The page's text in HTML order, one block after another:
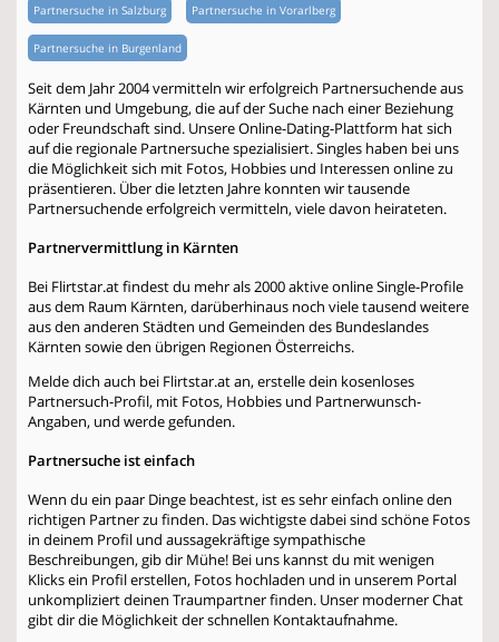
Partnersuche in Salzburg Partnersuche in Vorarlberg
Partnersuche in Burgenland
Seit dem Jahr 2004 vermitteln wir erfolgreich Partnersuchende aus
Kärnten und Umgebung, die auf der Suche nach einer Beziehung
oder Freundschaft sind. Unsere Online-Dating-Plattform hat sich
auf die regionale Partnersuche spezialisiert. Singles haben bei uns
die Möglichkeit sich mit Fotos, Hobbies und Interessen online zu
präsentieren. Über die letzten Jahre konnten wir tausende
Partnersuchende erfolgreich vermitteln, viele davon heirateten.
Partnervermittlung in Kärnten
Bei Flirtstar.at findest du mehr als 2000 aktive online Single-Profile
aus dem Raum Kärnten, darüberhinaus noch viele tausend weitere
aus den anderen Städten und Gemeinden des Bundeslandes
Kärnten sowie den übrigen Regionen Österreichs.
Melde dich auch bei Flirtstar.at an, erstelle dein kosenloses
Partnersuch-Profil, mit Fotos, Hobbies und Partnerwunsch-
Angaben, und werde gefunden.
Partnersuche ist einfach
Wenn du ein paar Dinge beachtest, ist es sehr einfach online den
richtigen Partner zu finden. Das wichtigste dabei sind schöne Fotos
in deinem Profil und aussagekräftige sympathische
Beschreibungen, gib dir Mühe! Bei uns kannst du mit wenigen
Klicks ein Profil erstellen, Fotos hochladen und in unserem Portal
unkompliziert deinen Traumpartner finden. Unser moderner Chat
gibt dir die Möglichkeit der schnellen Kontaktaufnahme.